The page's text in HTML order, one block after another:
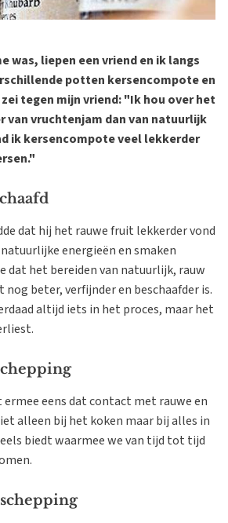
was, liepen een vriend en ik langs
potten kersencompote en
tegen mijn vriend: "Ik hou over het
van vruchtenjam dan van natuurlijk
ik kersencompote veel lekkerder
dat hij het rauwe fruit lekkerder vond
energieën en smaken
dat het bereiden van natuurlijk, rauw
beter, verfijnder en beschaafder is.
altijd iets in het proces, maar het
eens dat contact met rauwe en
alleen bij het koken maar bij alles in
biedt waarmee we van tijd tot tijd